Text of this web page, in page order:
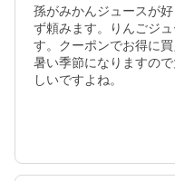
孫がみかんジュースが
ず頼みます。りんごジ
す。クーポンでお得に
暑い季節になりますの
しいですよね。